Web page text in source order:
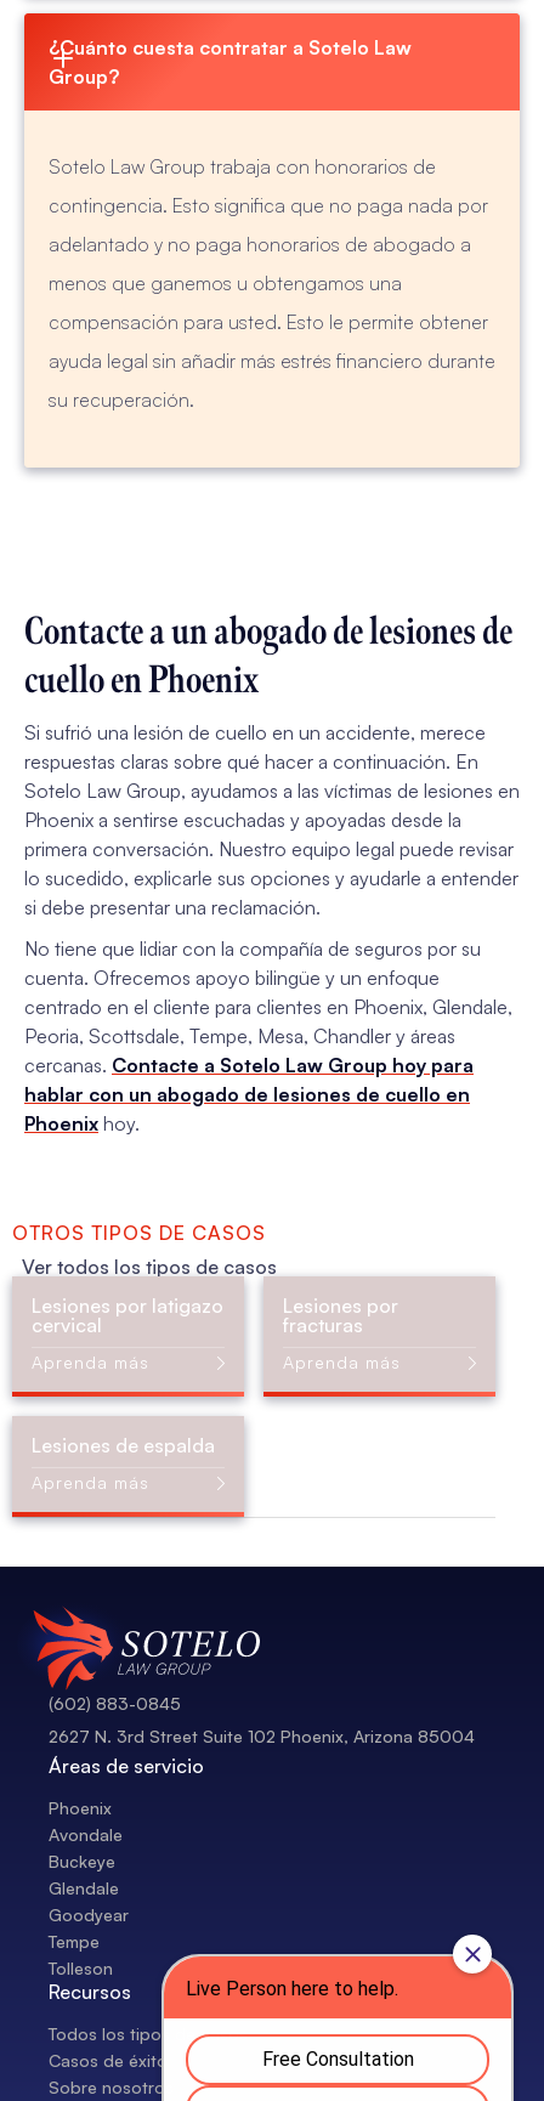
¿Cuánto cuesta contratar a Sotelo Law
Group?
Sotelo Law Group trabaja con honorarios de
contingencia. Esto significa que no paga nada por
adelantado y no paga honorarios de abogado a
menos que ganemos u obtengamos una
compensación para usted. Esto le permite obtener
ayuda legal sin añadir más estrés financiero durante
su recuperación.
Contacte a un abogado de lesiones de
cuello en Phoenix
Si sufrió una lesión de cuello en un accidente, merece
respuestas claras sobre qué hacer a continuación. En
Sotelo Law Group, ayudamos a las víctimas de lesiones en
Phoenix a sentirse escuchadas y apoyadas desde la
primera conversación. Nuestro equipo legal puede revisar
lo sucedido, explicarle sus opciones y ayudarle a entender
si debe presentar una reclamación.
No tiene que lidiar con la compañía de seguros por su
cuenta. Ofrecemos apoyo bilingüe y un enfoque
centrado en el cliente para clientes en Phoenix, Glendale,
Peoria, Scottsdale, Tempe, Mesa, Chandler y áreas
cercanas. Contacte a Sotelo Law Group hoy para
hablar con un abogado de lesiones de cuello en
Phoenix hoy.
OTROS TIPOS DE CASOS
Ver todos los tipos de casos
Lesiones por latigazo
cervical
Aprenda más
Lesiones por
fracturas
Aprenda más
Lesiones de espalda
Aprenda más
(602) 883-0845
2627 N. 3rd Street Suite 102 Phoenix, Arizona 85004
Áreas de servicio
Phoenix
Avondale
Buckeye
Glendale
Goodyear
Tempe
Tolleson
Recursos
Todos los tipos de casos
Casos de éxito
Sobre nosotros